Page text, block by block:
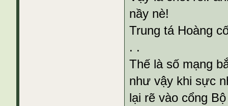
nầy nè!
Trung tá Hoàng
. .
Thế là số mạng
như vậy khi sực
lại rẽ vào cổng